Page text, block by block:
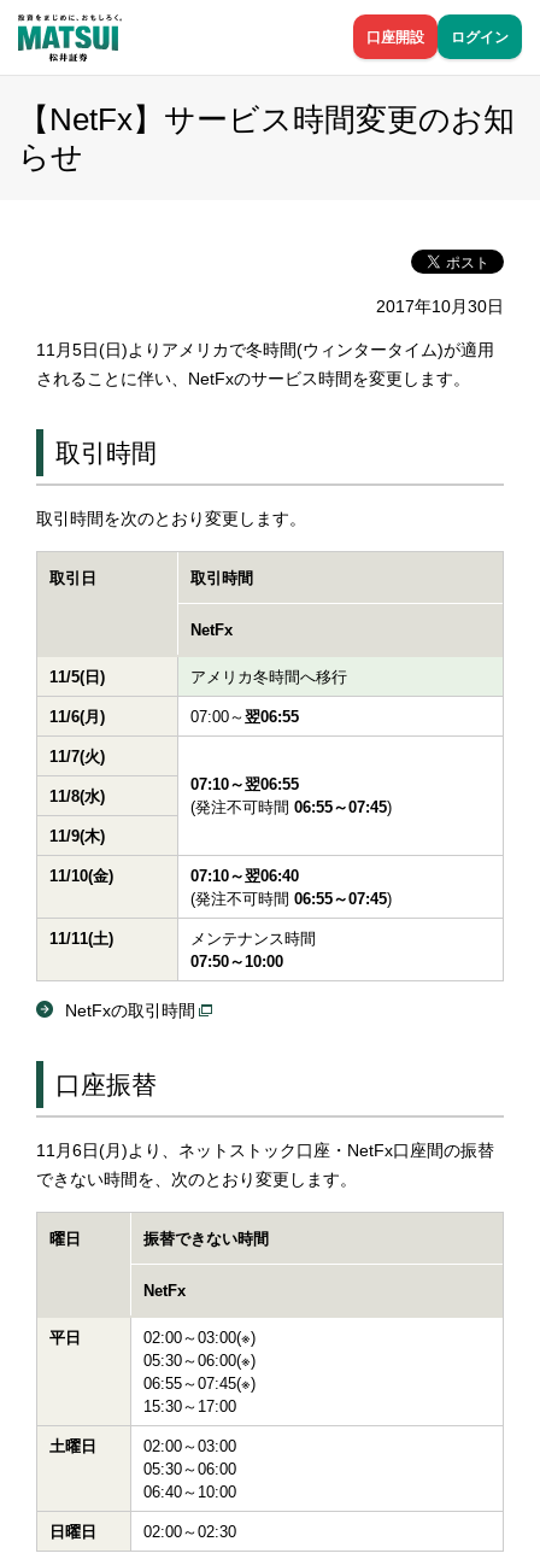
口座開設 ログイン
【NetFx】サービス時間変更のお知
らせ
2017年10月30日
11月5日(日)よりアメリカで冬時間(ウィンタータイム)が適用
されることに伴い、NetFxのサービス時間を変更します。
取引時間
取引時間を次のとおり変更します。
取引日 取引時間
NetFx
11/5(日) アメリカ冬時間へ移行
11/6(月) 07:00～翌06:55
11/7(火)
07:10～翌06:55
(発注不可時間 06:55～07:45)
11/8(水)
11/9(木)
11/10(金)
07:10～翌06:40
(発注不可時間 06:55～07:45)
11/11(土)
メンテナンス時間
07:50～10:00
NetFxの取引時間
口座振替
11月6日(月)より、ネットストック口座・NetFx口座間の振替
できない時間を、次のとおり変更します。
曜日 振替できない時間
NetFx
平日
02:00～03:00(※)
05:30～06:00(※)
06:55～07:45(※)
15:30～17:00
土曜日
02:00～03:00
05:30～06:00
06:40～10:00
日曜日 02:00～02:30